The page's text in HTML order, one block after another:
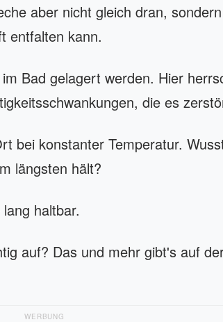
aber nicht gleich dran,
entfalten kann.
Bad gelagert werden. Hier
die es
bei konstanter Temperatur.
längsten hält?
haltbar.
auf? Das und mehr gibt's auf
WERBUNG